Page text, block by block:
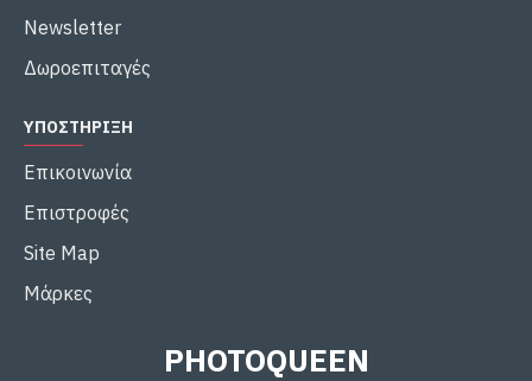
Newsletter
Δωροεπιταγές
ΥΠΟΣΤΉΡΙΞΗ
Επικοινωνία
Επιστροφές
Site Map
Μάρκες
PHOTOQUEEN